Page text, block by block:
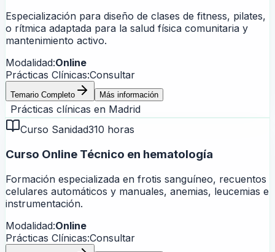
Especialización para diseño de clases de fitness, pilates,
o rítmica adaptada para la salud física comunitaria y
mantenimiento activo.
Modalidad:Online
Prácticas Clínicas:Consultar
Temario Completo Más información
Prácticas clínicas en Madrid
Curso Sanidad310 horas
Curso Online Técnico en hematología
Formación especializada en frotis sanguíneo, recuentos
celulares automáticos y manuales, anemias, leucemias e
instrumentación.
Modalidad:Online
Prácticas Clínicas:Consultar